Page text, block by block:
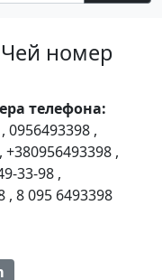
Чей номер
телефона:
, 0956493398 ,
, +380956493398 ,
33-98 ,
, 8 095 6493398